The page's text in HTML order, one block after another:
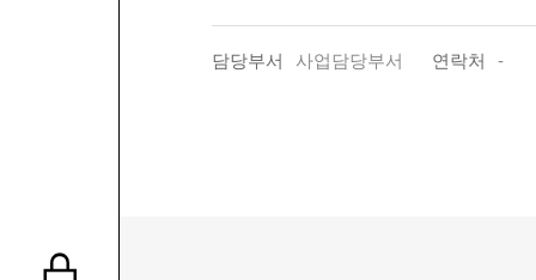
담당부서 사업담당부서 연락처 -